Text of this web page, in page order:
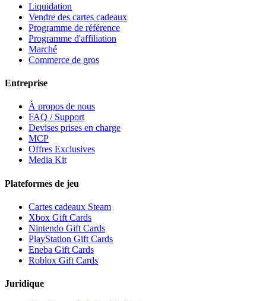
Liquidation
Vendre des cartes cadeaux
Programme de référence
Programme d'affiliation
Marché
Commerce de gros
Entreprise
À propos de nous
FAQ / Support
Devises prises en charge
MCP
Offres Exclusives
Media Kit
Plateformes de jeu
Cartes cadeaux Steam
Xbox Gift Cards
Nintendo Gift Cards
PlayStation Gift Cards
Eneba Gift Cards
Roblox Gift Cards
Juridique